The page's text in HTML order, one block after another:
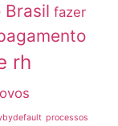
Brasil fazer
rh
processos